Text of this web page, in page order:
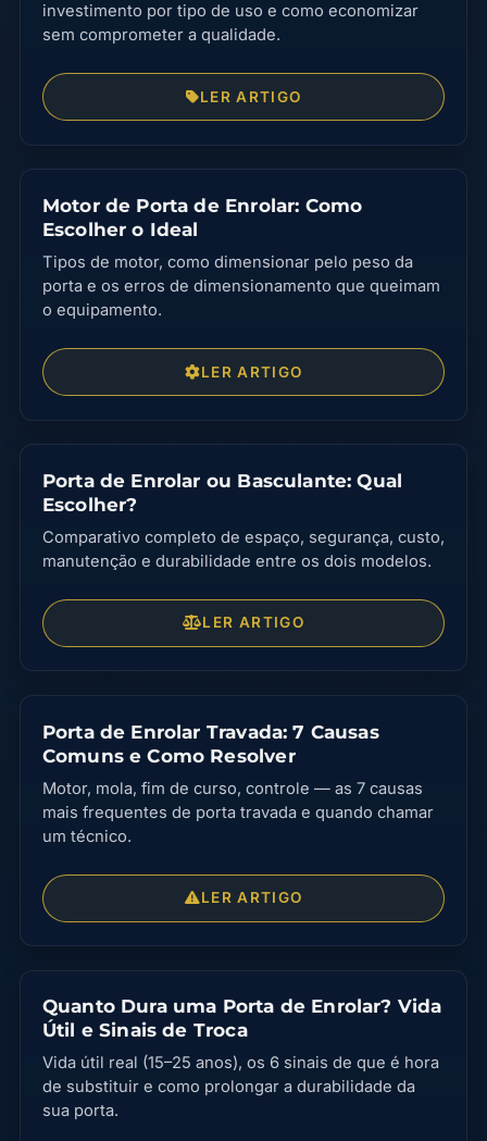
investimento por tipo de uso e como economizar
sem comprometer a qualidade.
LER ARTIGO
Motor de Porta de Enrolar: Como
Escolher o Ideal
Tipos de motor, como dimensionar pelo peso da
porta e os erros de dimensionamento que queimam
o equipamento.
LER ARTIGO
Porta de Enrolar ou Basculante: Qual
Escolher?
Comparativo completo de espaço, segurança, custo,
manutenção e durabilidade entre os dois modelos.
LER ARTIGO
Porta de Enrolar Travada: 7 Causas
Comuns e Como Resolver
Motor, mola, fim de curso, controle — as 7 causas
mais frequentes de porta travada e quando chamar
um técnico.
LER ARTIGO
Quanto Dura uma Porta de Enrolar? Vida
Útil e Sinais de Troca
Vida útil real (15–25 anos), os 6 sinais de que é hora
de substituir e como prolongar a durabilidade da
sua porta.